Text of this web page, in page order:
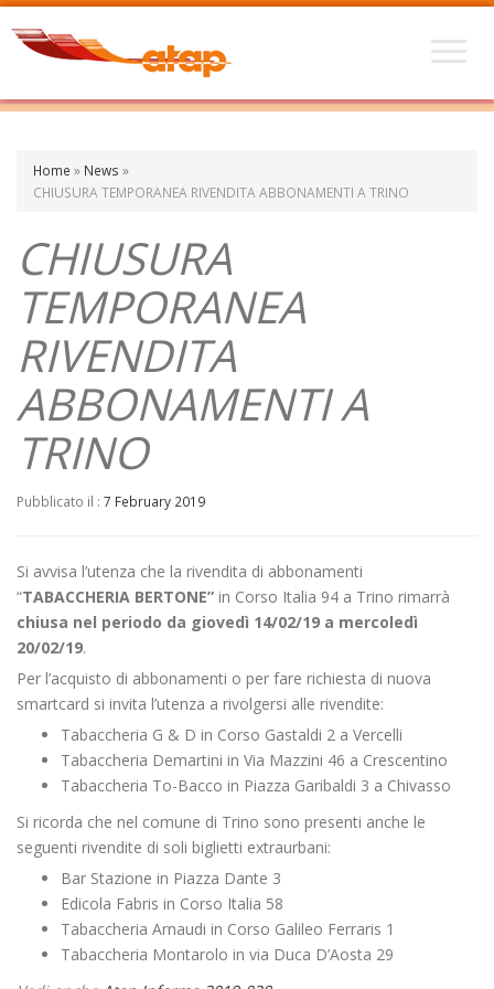
Home » News »
CHIUSURA TEMPORANEA RIVENDITA ABBONAMENTI A TRINO
CHIUSURA
TEMPORANEA
RIVENDITA
ABBONAMENTI A
TRINO
Pubblicato il : 7 February 2019
Si avvisa l’utenza che la rivendita di abbonamenti
“TABACCHERIA BERTONE” in Corso Italia 94 a Trino rimarrà
chiusa nel periodo da giovedì 14/02/19 a mercoledì
20/02/19.
Per l’acquisto di abbonamenti o per fare richiesta di nuova
smartcard si invita l’utenza a rivolgersi alle rivendite:
Tabaccheria G & D in Corso Gastaldi 2 a Vercelli
Tabaccheria Demartini in Via Mazzini 46 a Crescentino
Tabaccheria To-Bacco in Piazza Garibaldi 3 a Chivasso
Si ricorda che nel comune di Trino sono presenti anche le
seguenti rivendite di soli biglietti extraurbani:
Bar Stazione in Piazza Dante 3
Edicola Fabris in Corso Italia 58
Tabaccheria Arnaudi in Corso Galileo Ferraris 1
Tabaccheria Montarolo in via Duca D’Aosta 29